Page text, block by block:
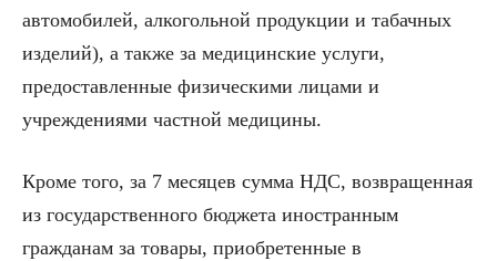
автомобилей, алкогольной продукции и табачных
изделий), а также за медицинские услуги,
предоставленные физическими лицами и
учреждениями частной медицины.
Кроме того, за 7 месяцев сумма НДС, возвращенная
из государственного бюджета иностранным
гражданам за товары, приобретенные в